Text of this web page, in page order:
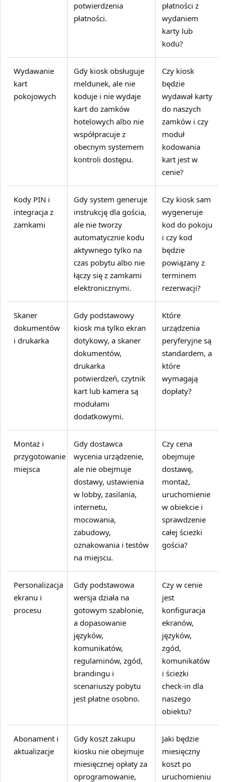
potwierdzenia
płatności.
płatności z
wydaniem
karty lub
kodu?
Wydawanie
kart
pokojowych
Gdy kiosk obsługuje
meldunek, ale nie
koduje i nie wydaje
kart do zamków
hotelowych albo nie
współpracuje z
obecnym systemem
kontroli dostępu.
Czy kiosk
będzie
wydawał karty
do naszych
zamków i czy
moduł
kodowania
kart jest w
cenie?
Kody PIN i
integracja z
zamkami
Gdy system generuje
instrukcję dla gościa,
ale nie tworzy
automatycznie kodu
aktywnego tylko na
czas pobytu albo nie
łączy się z zamkami
elektronicznymi.
Czy kiosk sam
wygeneruje
kod do pokoju
i czy kod
będzie
powiązany z
terminem
rezerwacji?
Skaner
dokumentów
i drukarka
Gdy podstawowy
kiosk ma tylko ekran
dotykowy, a skaner
dokumentów,
drukarka
potwierdzeń, czytnik
kart lub kamera są
modułami
dodatkowymi.
Które
urządzenia
peryferyjne są
standardem, a
które
wymagają
dopłaty?
Montaż i
przygotowanie
miejsca
Gdy dostawca
wycenia urządzenie,
ale nie obejmuje
dostawy, ustawienia
w lobby, zasilania,
internetu,
mocowania,
zabudowy,
oznakowania i testów
na miejscu.
Czy cena
obejmuje
dostawę,
montaż,
uruchomienie
w obiekcie i
sprawdzenie
całej ścieżki
gościa?
Personalizacja
ekranu i
procesu
Gdy podstawowa
wersja działa na
gotowym szablonie,
a dopasowanie
języków,
komunikatów,
regulaminów, zgód,
brandingu i
scenariuszy pobytu
jest płatne osobno.
Czy w cenie
jest
konfiguracja
ekranów,
języków,
zgód,
komunikatów
i ścieżki
check-in dla
naszego
obiektu?
Abonament i
aktualizacje
Gdy koszt zakupu
kiosku nie obejmuje
miesięcznej opłaty za
oprogramowanie,
Jaki będzie
miesięczny
koszt po
uruchomieniu